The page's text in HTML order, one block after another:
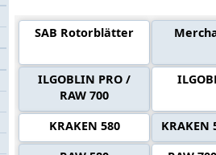
SAB Rotorblätter
ILGOBLIN PRO /
RAW 700
KRAKEN 580
KRAKEN